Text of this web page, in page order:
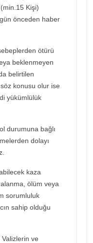
Kişi)
önceden haber
ötürü
beklenmeyen
belirtilen
konusu olur ise
yükümlülük
durumuna bağlı
dolayı
kaza
ölüm veya
sorumluluk
sahip olduğu
ve